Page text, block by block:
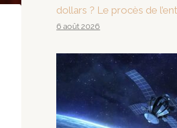
dollars ? Le procès de
6 août 2026